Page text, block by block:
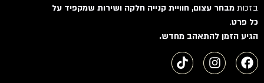
בזכותמבחר עצום, חוויית קנייה חלקה ושירות שמקפיד על
כל פרט.
הגיע הזמן להתאהב מחדש.